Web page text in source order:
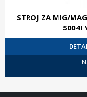
STROJ ZA MIG/
5004I